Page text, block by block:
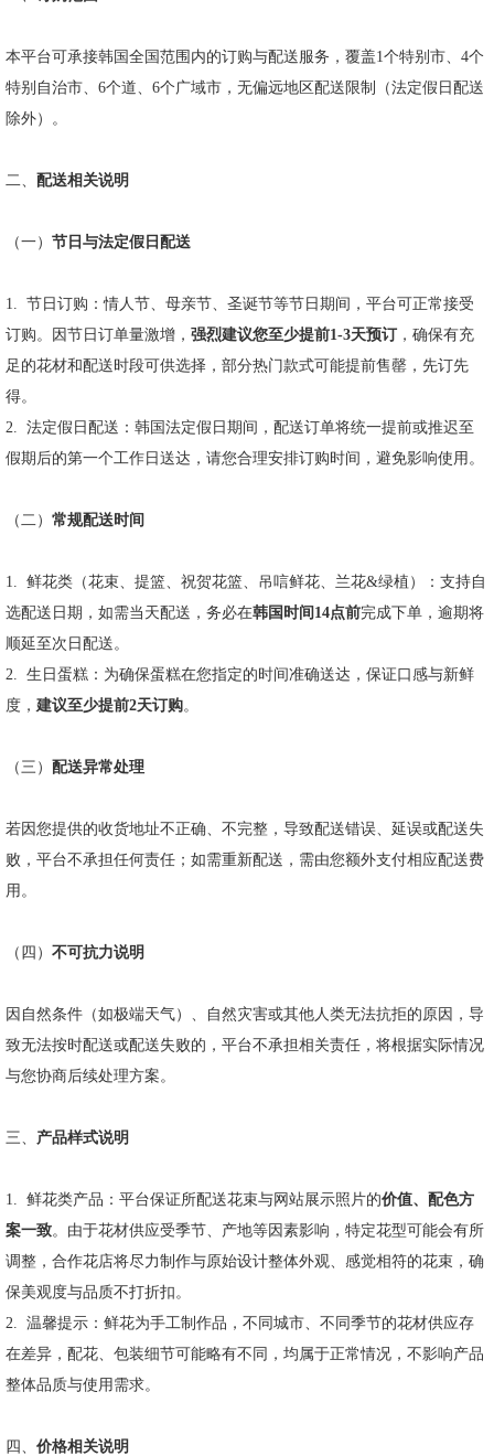
本平台可承接韩国全国范围内的订购与配送服务，覆盖1个特别市、 4个
特别自治市、 6个道、 6个广域市，无偏远地区配送限制（法定假日配送
除外）。
二、 配送相关说明
（一） 节日与法定假日配送
1. 节日订购：情人节、母亲节、圣诞节等节日期间，平台可正常接受
订购。因节日订单量激增， 强烈建议您至少提前1-3天预订，确保有充
足的花材和配送时段可供选择，部分热门款式可能提前售罄，先订先
得。
2. 法定假日配送：韩国法定假日期间，配送订单将统一提前或推迟至
假期后的第一个工作日送达，请您合理安排订购时间，避免影响使用。
（二） 常规配送时间
1. 鲜花类（花束、提篮、祝贺花篮、吊唁鲜花、兰花&绿植）：支持自
选配送日期，如需当天配送，务必在韩国时间 14点前完成下单，逾期将
顺延至次日配送。
2. 生日蛋糕：为确保蛋糕在您指定的时间准确送达，保证口感与新鲜
度， 建议至少提前2天订购。
（三） 配送异常处理
若因您提供的收货地址不正确、不完整，导致配送错误、延误或配送失
败，平台不承担任何责任；如需重新配送，需由您额外支付相应配送费
用。
（四） 不可抗力说明
因自然条件（如极端天气）、自然灾害或其他人类无法抗拒的原因，导
致无法按时配送或配送失败的，平台不承担相关责任，将根据实际情况
与您协商后续处理方案。
三、 产品样式说明
1. 鲜花类产品：平台保证所配送花束与网站展示照片的价值、配色方
案一致。由于花材供应受季节、产地等因素影响，特定花型可能会有所
调整，合作花店将尽力制作与原始设计整体外观、感觉相符的花束，确
保美观度与品质不打折扣。
2. 温馨提示：鲜花为手工制作品，不同城市、不同季节的花材供应存
在差异，配花、包装细节可能略有不同，均属于正常情况，不影响产品
整体品质与使用需求。
四、 价格相关说明